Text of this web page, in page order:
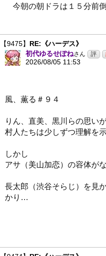
今朝の朝ドラは１５分前
【9475】 RE:《ハーデス》
初代ゆるせぽねさん
2026/08/05 11:53
風、薫る＃９４
りん、直美、黒川らの思い
村人たちは少しずつ理解を
しかし
アサ（美山加恋）の容体が
長太郎（渋谷そらじ）を見
かり…